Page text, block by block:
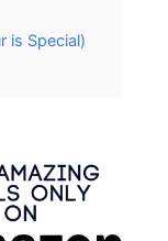
is Special)